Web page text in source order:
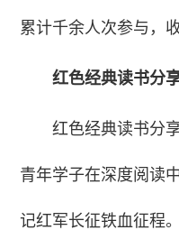
累计千余人次参与，
红色经典读书分
红色经典读书分
青年学子在深度阅读
记红军长征铁血征程